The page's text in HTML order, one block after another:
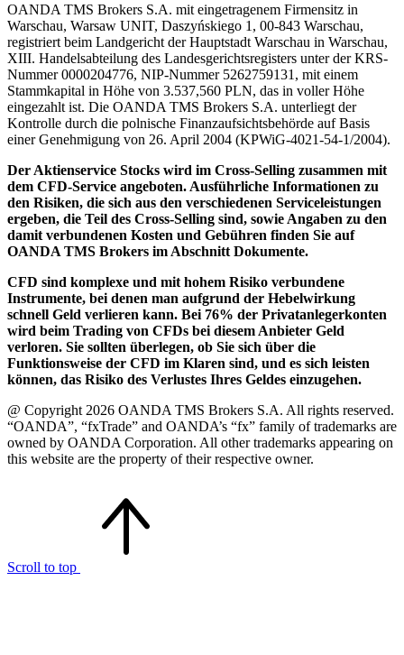
OANDA TMS Brokers S.A. mit eingetragenem Firmensitz in
Warschau, Warsaw UNIT, Daszyńskiego 1, 00-843 Warschau,
registriert beim Landgericht der Hauptstadt Warschau in Warschau,
XIII. Handelsabteilung des Landesgerichtsregisters unter der KRS-
Nummer 0000204776, NIP-Nummer 5262759131, mit einem
Stammkapital in Höhe von 3.537,560 PLN, das in voller Höhe
eingezahlt ist. Die OANDA TMS Brokers S.A. unterliegt der
Kontrolle durch die polnische Finanzaufsichtsbehörde auf Basis
einer Genehmigung von 26. April 2004 (KPWiG-4021-54-1/2004).
Der Aktienservice Stocks wird im Cross-Selling zusammen mit
dem CFD-Service angeboten. Ausführliche Informationen zu
den Risiken, die sich aus den verschiedenen Serviceleistungen
ergeben, die Teil des Cross-Selling sind, sowie Angaben zu den
damit verbundenen Kosten und Gebühren finden Sie auf
OANDA TMS Brokers im Abschnitt Dokumente.
CFD sind komplexe und mit hohem Risiko verbundene
Instrumente, bei denen man aufgrund der Hebelwirkung
schnell Geld verlieren kann. Bei 76% der Privatanlegerkonten
wird beim Trading von CFDs bei diesem Anbieter Geld
verloren. Sie sollten überlegen, ob Sie sich über die
Funktionsweise der CFD im Klaren sind, und es sich leisten
können, das Risiko des Verlustes Ihres Geldes einzugehen.
@ Copyright 2026 OANDA TMS Brokers S.A. All rights reserved.
“OANDA”, “fxTrade” and OANDA’s “fx” family of trademarks are
owned by OANDA Corporation. All other trademarks appearing on
this website are the property of their respective owner.
Scroll to top